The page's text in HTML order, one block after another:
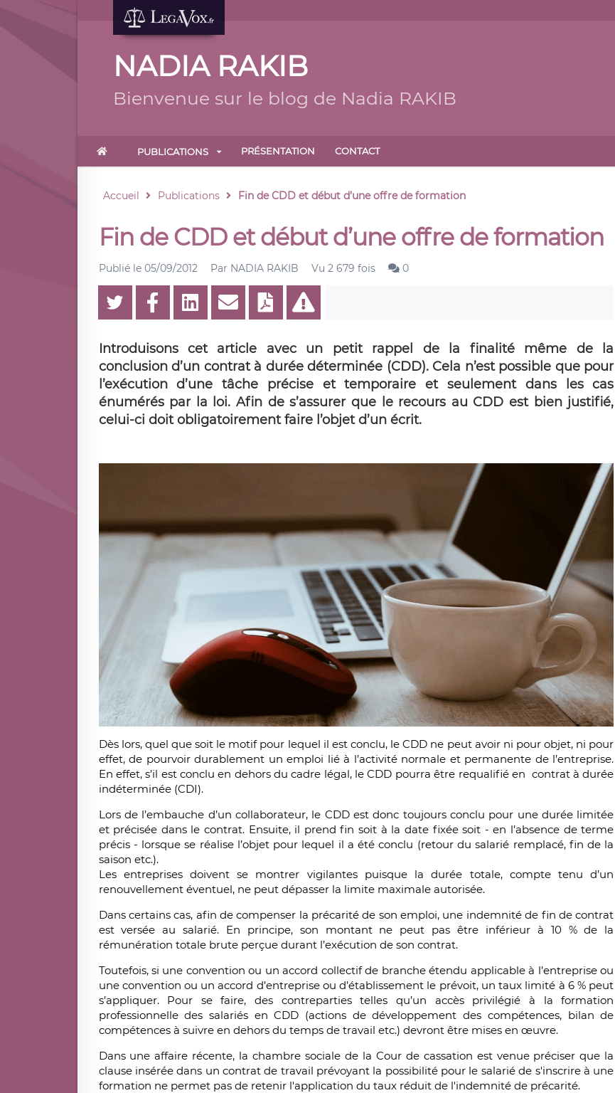
NADIA RAKIB
Bienvenue sur le blog de Nadia RAKIB
PUBLICATIONS PRÉSENTATION CONTACT
Accueil Publications Fin de CDD et début d’une offre de formation
Fin de CDD et début d’une offre de formation
Publié le 05/09/2012 Par NADIA RAKIB Vu 2 679 fois 0
Introduisons cet article avec un petit rappel de la finalité même de la
conclusion d’un contrat à durée déterminée (CDD). Cela n’est possible que pour
l’exécution d’une tâche précise et temporaire et seulement dans les cas
énumérés par la loi. Afin de s’assurer que le recours au CDD est bien justifié,
celui-ci doit obligatoirement faire l’objet d’un écrit.
Dès lors, quel que soit le motif pour lequel il est conclu, le CDD ne peut avoir ni pour objet, ni pour
effet, de pourvoir durablement un emploi lié à l’activité normale et permanente de l’entreprise.
En effet, s’il est conclu en dehors du cadre légal, le CDD pourra être requalifié en contrat à durée
indéterminée (CDI).
Lors de l’embauche d’un collaborateur, le CDD est donc toujours conclu pour une durée limitée
et précisée dans le contrat. Ensuite, il prend fin soit à la date fixée soit - en l’absence de terme
précis - lorsque se réalise l’objet pour lequel il a été conclu (retour du salarié remplacé, fin de la
saison etc.).
Les entreprises doivent se montrer vigilantes puisque la durée totale, compte tenu d’un
renouvellement éventuel, ne peut dépasser la limite maximale autorisée.
Dans certains cas, afin de compenser la précarité de son emploi, une indemnité de fin de contrat
est versée au salarié. En principe, son montant ne peut pas être inférieur à 10 % de la
rémunération totale brute perçue durant l’exécution de son contrat.
Toutefois, si une convention ou un accord collectif de branche étendu applicable à l’entreprise ou
une convention ou un accord d’entreprise ou d’établissement le prévoit, un taux limité à 6 % peut
s’appliquer. Pour se faire, des contreparties telles qu’un accès privilégié à la formation
professionnelle des salariés en CDD (actions de développement des compétences, bilan de
compétences à suivre en dehors du temps de travail etc.) devront être mises en œuvre.
Dans une affaire récente, la chambre sociale de la Cour de cassation est venue préciser que la
clause insérée dans un contrat de travail prévoyant la possibilité pour le salarié de s'inscrire à une
formation ne permet pas de retenir l'application du taux réduit de l'indemnité de précarité.